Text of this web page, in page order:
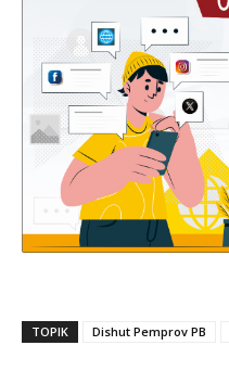
TOPIK Dishut Pemprov PB